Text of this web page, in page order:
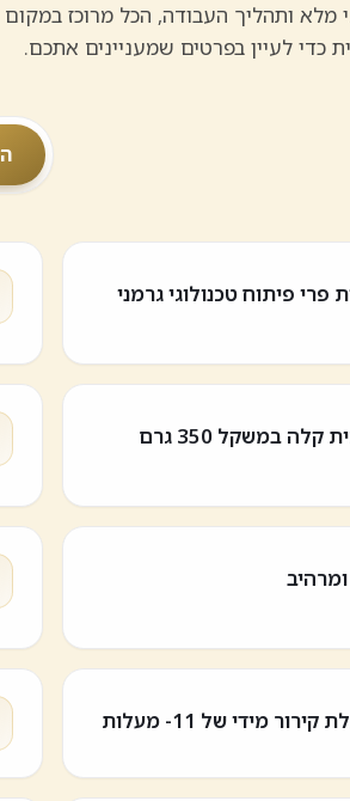
מלא ותהליך העבודה, הכל מרוכז
כדי לעיין בפרטים שמעניינים אתכם.
פרי פיתוח טכנולוגי גרמני
ידית ארגונומית קלה במשקל 350 גרם
מידי של 11- מעלות